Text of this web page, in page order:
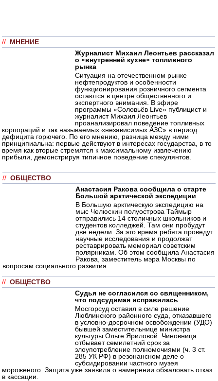
// МНЕНИЕ
Журналист Михаил Леонтьев рассказал
о «внутренней кухне» топливного
рынка
Ситуация на отечественном рынке
нефтепродуктов и особенности
функционирования розничного сегмента
остаются в центре общественного и
экспертного внимания. В эфире
программы «Соловьёв Live» публицист и
журналист Михаил Леонтьев
проанализировал поведение топливных
корпораций и так называемых «независимых АЗС» в период
дефицита горючего. По его мнению, разница между ними
принципиальна: первые действуют в интересах государства, в то
время как вторые стремятся к максимальному извлечению
прибыли, демонстрируя типичное поведение спекулянтов.
// ОБЩЕСТВО
Анастасия Ракова сообщила о старте
Большой арктической экспедиции
В Большую арктическую экспедицию на
мыс Челюскин полуострова Таймыр
отправились 14 столичных школьников и
студентов колледжей. Там они пробудут
две недели. За это время ребята проведут
научные исследования и продолжат
реставрировать мемориал советским
полярникам. Об этом сообщила Анастасия
Ракова, заместитель мэра Москвы по
вопросам социального развития.
// ОБЩЕСТВО
Судья не согласился со священником,
что подсудимая исправилась
Мосгорсуд оставил в силе решение
Люблинского районного суда, отказавшего
в условно-досрочном освобождении (УДО)
бывшей заместительнице министра
культуры Ольге Яриловой. Чиновница
отбывает семилетний срок за
злоупотребление полномочиями (ч. 3 ст.
285 УК РФ) в резонансном деле о
субсидировании частного музея
мороженого. Защита уже заявила о намерении обжаловать отказ
в кассации.